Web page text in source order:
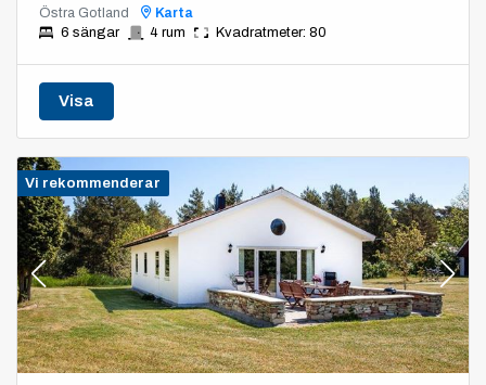
Östra Gotland
Karta
6 sängar
4 rum Kvadratmeter: 80
Visa
Vi rekommenderar